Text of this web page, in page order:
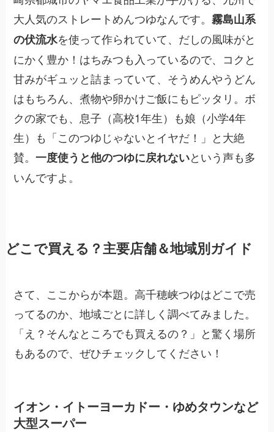
大人気のストレートめんつゆなんです。霧島山系
の伏流水を使って作られていて、だしの風味がと
にかく豊か！はちみつも入っているので、コクと
甘みがギュッと詰まっていて、そうめんやうどん
はもちろん、煮物や卵かけご飯にもピッタリ。ボ
クの家でも、息子（高校1年生）も娘（小学4年
生）も「このつゆじゃないとイヤだ！」と大絶
賛。一度使うと他のつゆに戻れないという声も多
いんですよ。
どこで買える？主要店舗＆地域別ガイド
さて、ここからが本題。高千穂峡つゆはどこで売
ってるのか、地域ごとに詳しく調べてみました。
「え？そんなところでも買えるの？」と驚く場所
もあるので、ぜひチェックしてください！
イオン・イトーヨーカドー・ゆめタウンなど
大型スーパー